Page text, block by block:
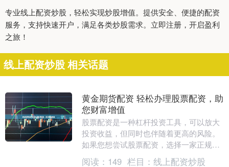
专业线上配资炒股，轻松实现炒股增值。提供安全、便捷的配资
服务，支持快速开户，满足各类炒股需求。立即注册，开启盈利
之旅！
线上配资炒股 相关话题
黄金期货配资 轻松办理股票配资，助
您财富增值
股票配资是一种杠杆投资工具，可以放大
投资收益，但同时也伴随着更高的风险。
如果您想尝试股票配资，选择一家正规可
靠的配资平台至关重要。 * **稀释效应减
阅读： 149 栏目： 线上配资炒股